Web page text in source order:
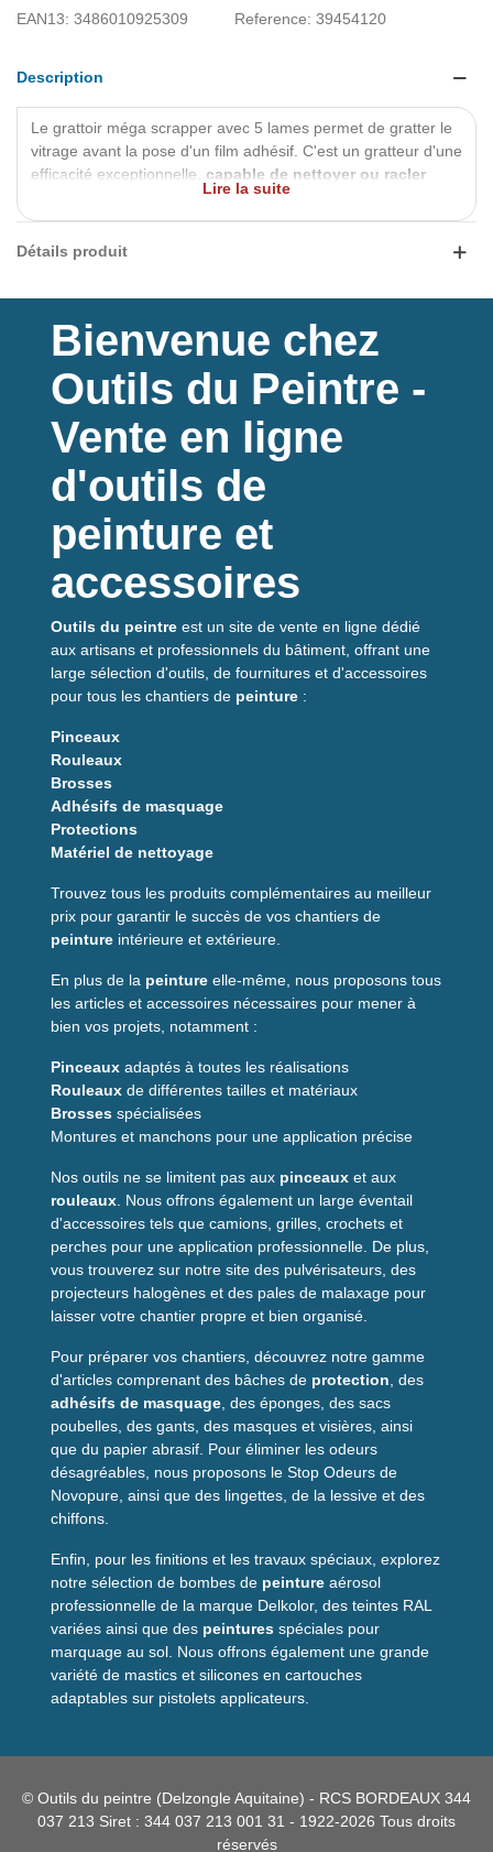
EAN13: 3486010925309 Reference: 39454120
Description
Le grattoir méga scrapper avec 5 lames permet de gratter le
vitrage avant la pose d'un film adhésif. C'est un gratteur d'une
efficacité exceptionnelle, capable de nettoyer ou racler
avec précisions les surfaces dures
et autres éléments difficile à retirer.
Lire la suite
Détails produit
Bienvenue chez
Outils du Peintre -
Vente en ligne
d'outils de
peinture et
accessoires
Outils du peintre est un site de vente en ligne dédié
aux artisans et professionnels du bâtiment, offrant une
large sélection d'outils, de fournitures et d'accessoires
pour tous les chantiers de peinture :
Pinceaux
Rouleaux
Brosses
Adhésifs de masquage
Protections
Matériel de nettoyage
Trouvez tous les produits complémentaires au meilleur
prix pour garantir le succès de vos chantiers de
peinture intérieure et extérieure.
En plus de la peinture elle-même, nous proposons tous
les articles et accessoires nécessaires pour mener à
bien vos projets, notamment :
Pinceaux adaptés à toutes les réalisations
Rouleaux de différentes tailles et matériaux
Brosses spécialisées
Montures et manchons pour une application précise
Nos outils ne se limitent pas aux pinceaux et aux
rouleaux . Nous offrons également un large éventail
d'accessoires tels que camions, grilles, crochets et
perches pour une application professionnelle. De plus,
vous trouverez sur notre site des pulvérisateurs, des
projecteurs halogènes et des pales de malaxage pour
laisser votre chantier propre et bien organisé.
Pour préparer vos chantiers, découvrez notre gamme
d'articles comprenant des bâches de protection , des
adhésifs de masquage , des éponges, des sacs
poubelles, des gants, des masques et visières, ainsi
que du papier abrasif. Pour éliminer les odeurs
désagréables, nous proposons le Stop Odeurs de
Novopure, ainsi que des lingettes, de la lessive et des
chiffons.
Enfin, pour les finitions et les travaux spéciaux, explorez
notre sélection de bombes de peinture aérosol
professionnelle de la marque Delkolor, des teintes RAL
variées ainsi que des peintures spéciales pour
marquage au sol. Nous offrons également une grande
variété de mastics et silicones en cartouches
adaptables sur pistolets applicateurs.
© Outils du peintre (Delzongle Aquitaine) - RCS BORDEAUX 344
037 213 Siret : 344 037 213 001 31 - 1922-2026 Tous droits
réservés